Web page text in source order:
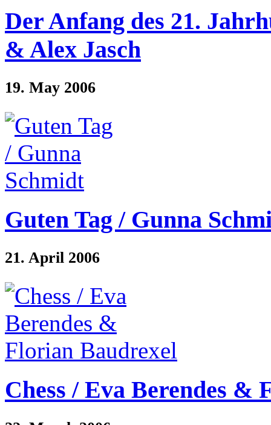
Der Anfang des 21.
& Alex Jasch
19. May 2006
Guten Tag / Gunna
21. April 2006
Chess / Eva Berendes &